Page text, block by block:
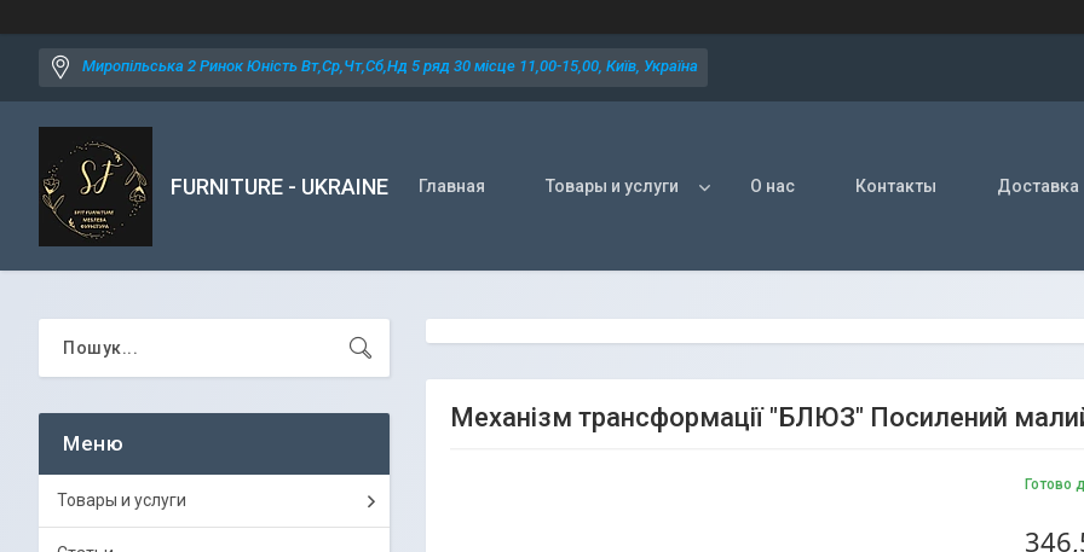
Миропільська 2 Ринок Юність Вт,Ср,Чт,Сб,Нд 5 ряд 30 місце 11,00-15,00, Київ, Україна
FURNITURE - UKRAINE Главная Товары и услуги О нас Контакты Доставка
Механізм трансформації "БЛЮЗ" Посилений
Готово
Товары и услуги